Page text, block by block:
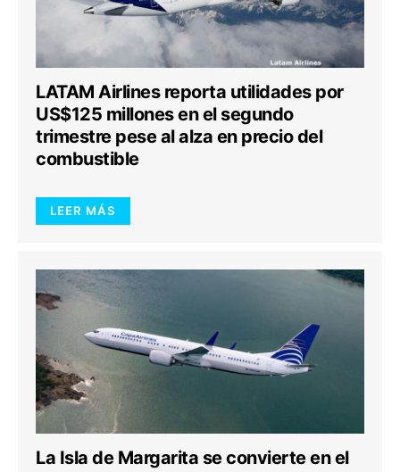
LATAM Airlines reporta utilidades por
US$125 millones en el segundo
trimestre pese al alza en precio del
combustible
LEER MÁS
La Isla de Margarita se convierte en el